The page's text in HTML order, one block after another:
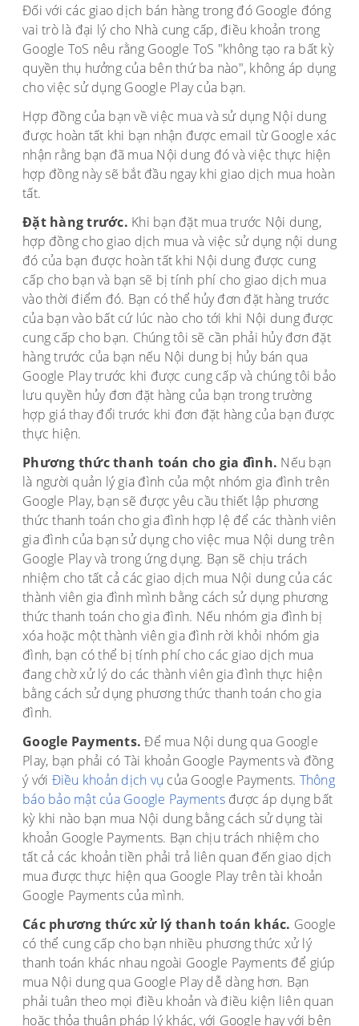
Đối với các giao dịch bán hàng trong đó Google đóng
vai trò là đại lý cho Nhà cung cấp, điều khoản trong
Google ToS nêu rằng Google ToS "không tạo ra bất kỳ
quyền thụ hưởng của bên thứ ba nào", không áp dụng
cho việc sử dụng Google Play của bạn.
Hợp đồng của bạn về việc mua và sử dụng Nội dung
được hoàn tất khi bạn nhận được email từ Google xác
nhận rằng bạn đã mua Nội dung đó và việc thực hiện
hợp đồng này sẽ bắt đầu ngay khi giao dịch mua hoàn
tất.
Đặt hàng trước. Khi bạn đặt mua trước Nội dung,
hợp đồng cho giao dịch mua và việc sử dụng nội dung
đó của bạn được hoàn tất khi Nội dung được cung
cấp cho bạn và bạn sẽ bị tính phí cho giao dịch mua
vào thời điểm đó. Bạn có thể hủy đơn đặt hàng trước
của bạn vào bất cứ lúc nào cho tới khi Nội dung được
cung cấp cho bạn. Chúng tôi sẽ cần phải hủy đơn đặt
hàng trước của bạn nếu Nội dung bị hủy bán qua
Google Play trước khi được cung cấp và chúng tôi bảo
lưu quyền hủy đơn đặt hàng của bạn trong trường
hợp giá thay đổi trước khi đơn đặt hàng của bạn được
thực hiện.
Phương thức thanh toán cho gia đình. Nếu bạn
là người quản lý gia đình của một nhóm gia đình trên
Google Play, bạn sẽ được yêu cầu thiết lập phương
thức thanh toán cho gia đình hợp lệ để các thành viên
gia đình của bạn sử dụng cho việc mua Nội dung trên
Google Play và trong ứng dụng. Bạn sẽ chịu trách
nhiệm cho tất cả các giao dịch mua Nội dung của các
thành viên gia đình mình bằng cách sử dụng phương
thức thanh toán cho gia đình. Nếu nhóm gia đình bị
xóa hoặc một thành viên gia đình rời khỏi nhóm gia
đình, bạn có thể bị tính phí cho các giao dịch mua
đang chờ xử lý do các thành viên gia đình thực hiện
bằng cách sử dụng phương thức thanh toán cho gia
đình.
Google Payments. Để mua Nội dung qua Google
Play, bạn phải có Tài khoản Google Payments và đồng
ý với Điều khoản dịch vụ của Google Payments. Thông
báo bảo mật của Google Paymentsđược áp dụng bất
kỳ khi nào bạn mua Nội dung bằng cách sử dụng tài
khoản Google Payments. Bạn chịu trách nhiệm cho
tất cả các khoản tiền phải trả liên quan đến giao dịch
mua được thực hiện qua Google Play trên tài khoản
Google Payments của mình.
Các phương thức xử lý thanh toán khác. Google
có thể cung cấp cho bạn nhiều phương thức xử lý
thanh toán khác nhau ngoài Google Payments để giúp
mua Nội dung qua Google Play dễ dàng hơn. Bạn
phải tuân theo mọi điều khoản và điều kiện liên quan
hoặc thỏa thuận pháp lý khác, với Google hay với bên